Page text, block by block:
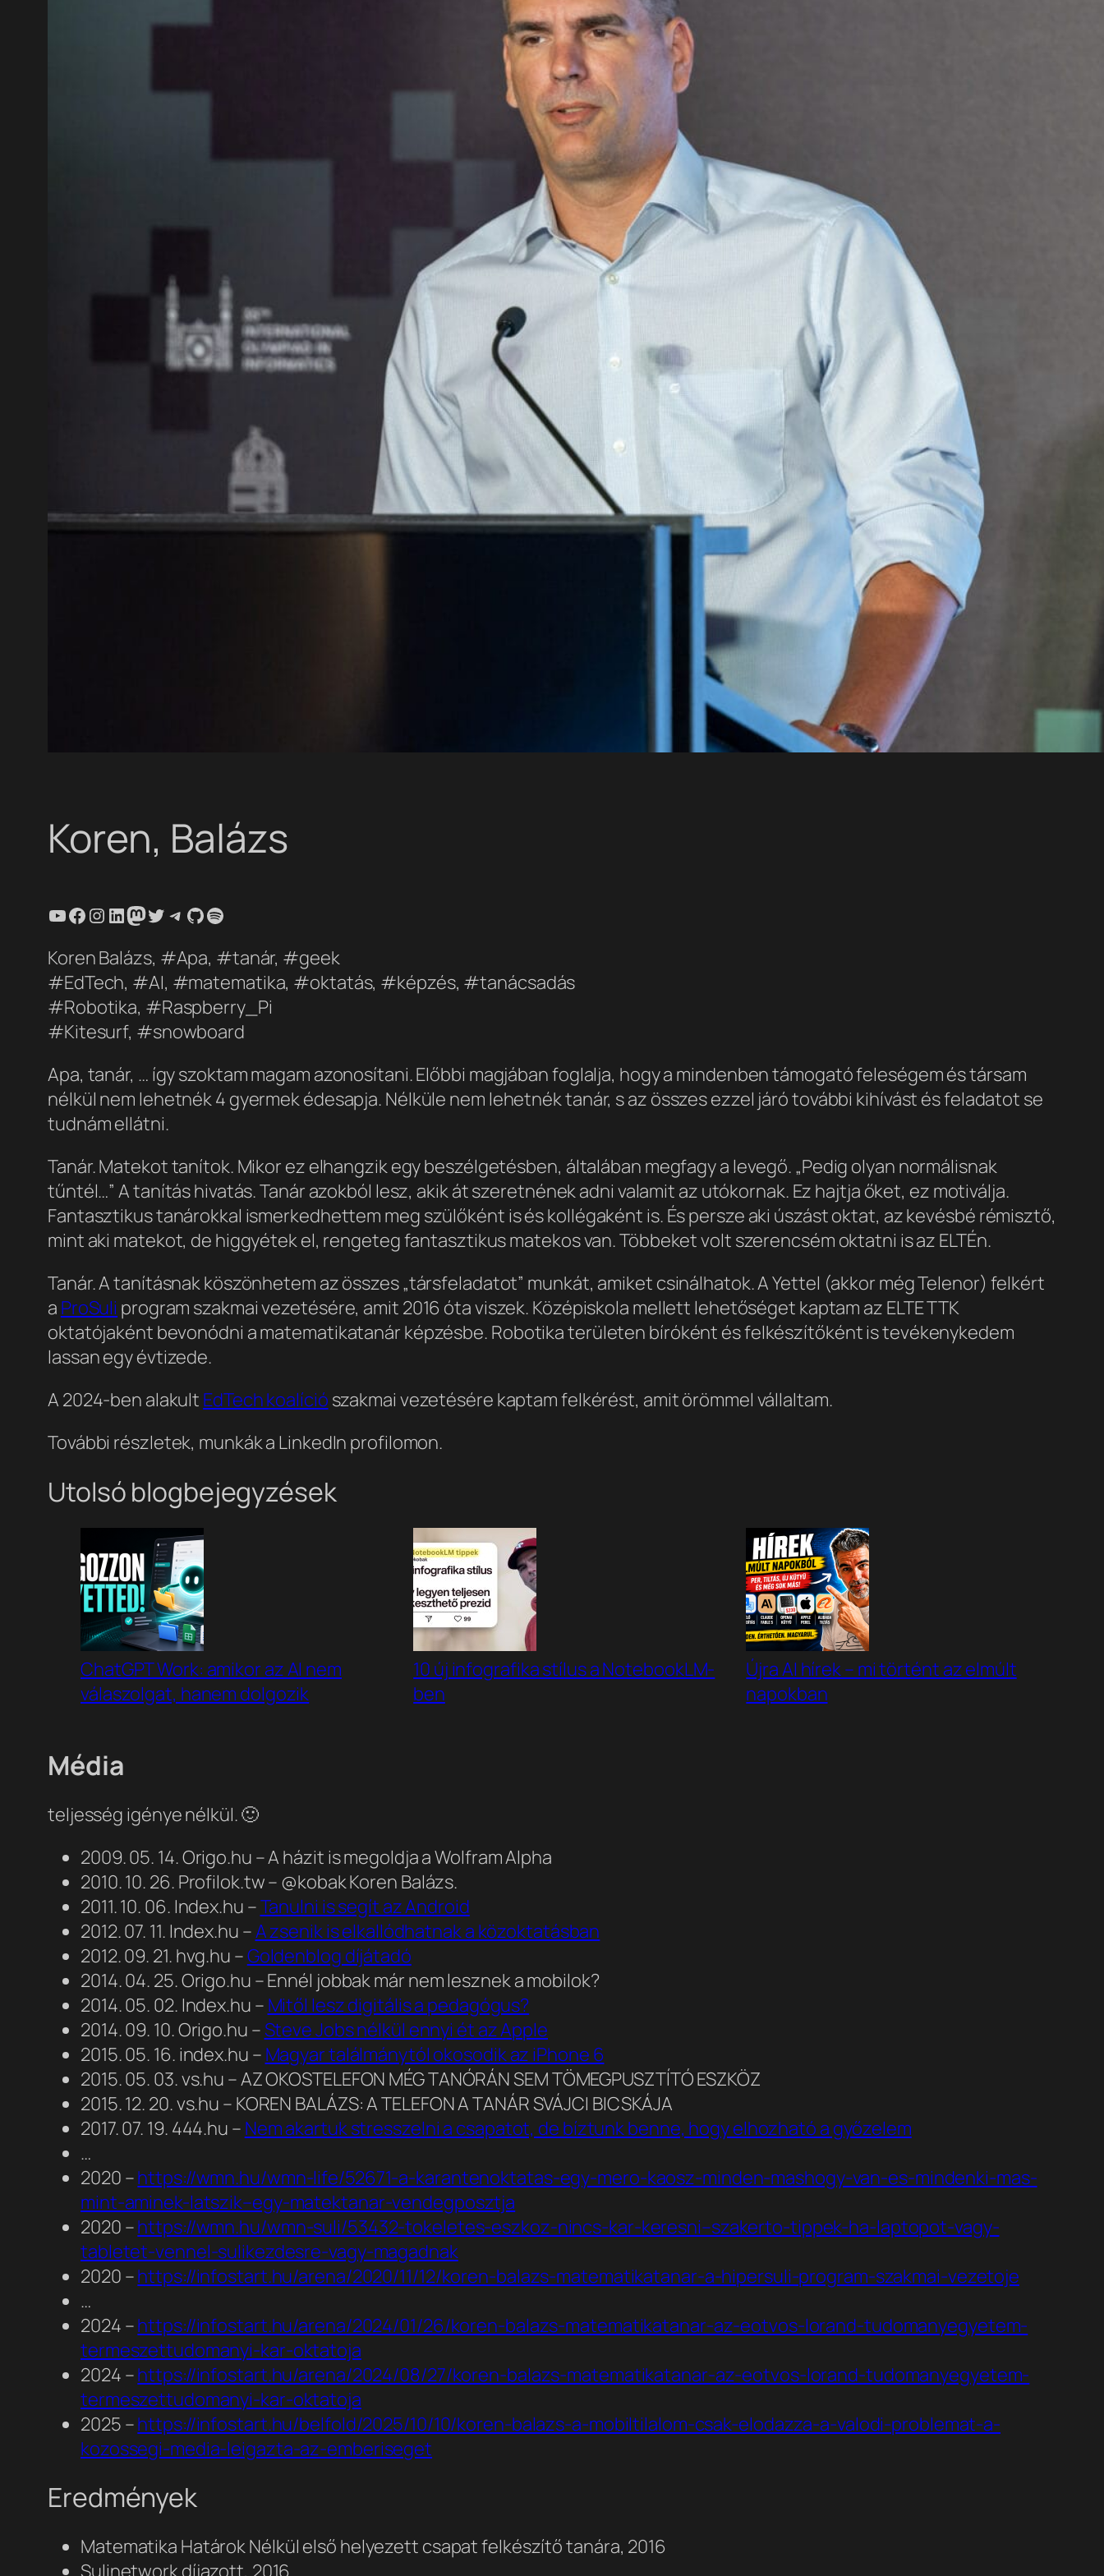
Koren, Balázs
YouTube
Facebook
Instagram
LinkedIn
Mastodon
Twitter
Telegram
GitHub
Spotify
Koren Balázs, #Apa, #tanár, #geek
#EdTech, #AI, #matematika, #oktatás, #képzés, #tanácsadás
#Robotika, #Raspberry_Pi
#Kitesurf, #snowboard
Apa, tanár, … így szoktam magam azonosítani. Előbbi magjában foglalja, hogy a mindenben támogató feleségem és társam
nélkül nem lehetnék 4 gyermek édesapja. Nélküle nem lehetnék tanár, s az összes ezzel járó további kihívást és feladatot se
tudnám ellátni.
Tanár. Matekot tanítok. Mikor ez elhangzik egy beszélgetésben, általában megfagy a levegő. „Pedig olyan normálisnak
tűntél…” A tanítás hivatás. Tanár azokból lesz, akik át szeretnének adni valamit az utókornak. Ez hajtja őket, ez motiválja.
Fantasztikus tanárokkal ismerkedhettem meg szülőként is és kollégaként is. És persze aki úszást oktat, az kevésbé rémisztő,
mint aki matekot, de higgyétek el, rengeteg fantasztikus matekos van. Többeket volt szerencsém oktatni is az ELTÉn.
Tanár. A tanításnak köszönhetem az összes „társfeladatot” munkát, amiket csinálhatok. A Yettel (akkor még Telenor) felkért
a ProSuli program szakmai vezetésére, amit 2016 óta viszek. Középiskola mellett lehetőséget kaptam az ELTE TTK
oktatójaként bevonódni a matematikatanár képzésbe. Robotika területen bíróként és felkészítőként is tevékenykedem
lassan egy évtizede.
A 2024-ben alakult EdTech koalíció szakmai vezetésére kaptam felkérést, amit örömmel vállaltam.
További részletek, munkák a LinkedIn profilomon.
Utolsó blogbejegyzések
ChatGPT Work: amikor az AI nem
válaszolgat, hanem dolgozik
10 új infografika stílus a NotebookLM-
ben
Újra AI hírek – mi történt az elmúlt
napokban
Média
teljesség igénye nélkül. 🙂
2009. 05. 14. Origo.hu – A házit is megoldja a Wolfram Alpha
2010. 10. 26. Profilok.tw – @kobak Koren Balázs.
2011. 10. 06. Index.hu –Tanulni is segít az Android
2012. 07. 11. Index.hu –A zsenik is elkallódhatnak a közoktatásban
2012. 09. 21. hvg.hu –Goldenblog díjátadó
2014. 04. 25. Origo.hu – Ennél jobbak már nem lesznek a mobilok?
2014. 05. 02. Index.hu – Mitől lesz digitális a pedagógus?
2014. 09. 10. Origo.hu – Steve Jobs nélkül ennyi ét az Apple
2015. 05. 16. index.hu – Magyar találmánytól okosodik az iPhone 6
2015. 05. 03. vs.hu – AZ OKOSTELEFON MÉG TANÓRÁN SEM TÖMEGPUSZTÍTÓ ESZKÖZ
2015. 12. 20. vs.hu – KOREN BALÁZS: A TELEFON A TANÁR SVÁJCI BICSKÁJA
2017. 07. 19. 444.hu – Nem akartuk stresszelni a csapatot, de bíztunk benne, hogy elhozható a győzelem
…
2020 –https://wmn.hu/wmn-life/52671-a-karantenoktatas-egy-mero-kaosz-minden-mashogy-van-es-mindenki-mas-
mint-aminek-latszik–egy-matektanar-vendegposztja
2020 –https://wmn.hu/wmn-suli/53432-tokeletes-eszkoz-nincs-kar-keresni–szakerto-tippek-ha-laptopot-vagy-
tabletet-vennel-sulikezdesre-vagy-magadnak
2020 –https://infostart.hu/arena/2020/11/12/koren-balazs-matematikatanar-a-hipersuli-program-szakmai-vezetoje
…
2024 –https://infostart.hu/arena/2024/01/26/koren-balazs-matematikatanar-az-eotvos-lorand-tudomanyegyetem-
termeszettudomanyi-kar-oktatoja
2024 –https://infostart.hu/arena/2024/08/27/koren-balazs-matematikatanar-az-eotvos-lorand-tudomanyegyetem-
termeszettudomanyi-kar-oktatoja
2025 –https://infostart.hu/belfold/2025/10/10/koren-balazs-a-mobiltilalom-csak-elodazza-a-valodi-problemat-a-
kozossegi-media-leigazta-az-emberiseget
Eredmények
Matematika Határok Nélkül első helyezett csapat felkészítő tanára, 2016
Sulinetwork díjazott, 2016